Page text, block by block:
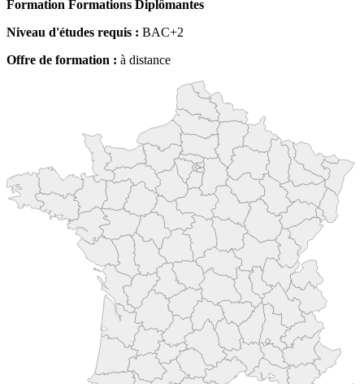
Formation Formations Diplômantes
Niveau d'études requis : BAC+2
Offre de formation : à distance